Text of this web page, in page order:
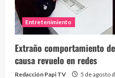
Entretenimiento
Extraño comportamiento
causa revuelo en redes
Redacción Papi TV 5 de agosto